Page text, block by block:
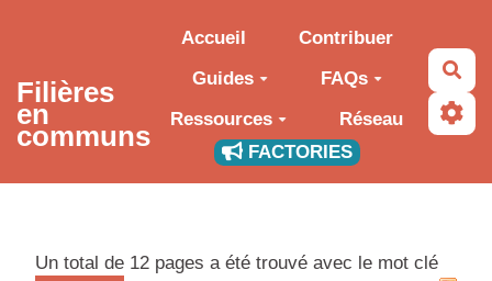
Aller au contenu principal
Filières
en
communs
Accueil
Contribuer
Guides
FAQs
Ressources
Réseau
FACTORIES
Un total de 12 pages a été trouvé avec le mot clé